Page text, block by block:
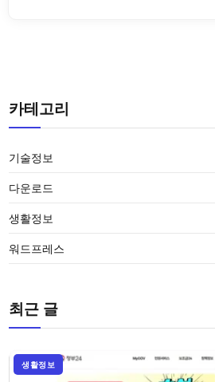
카테고리
기술정보
다운로드
생활정보
워드프레스
최근 글
생활정보